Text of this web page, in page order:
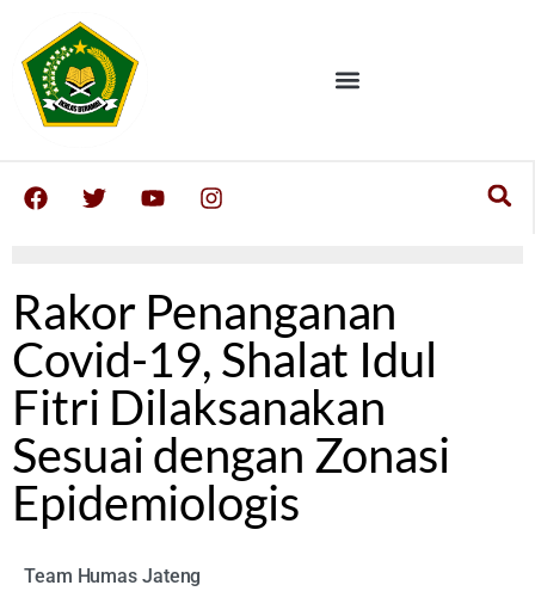
Rakor Penanganan
Covid-19, Shalat Idul
Fitri Dilaksanakan
Sesuai dengan Zonasi
Epidemiologis
Team Humas Jateng